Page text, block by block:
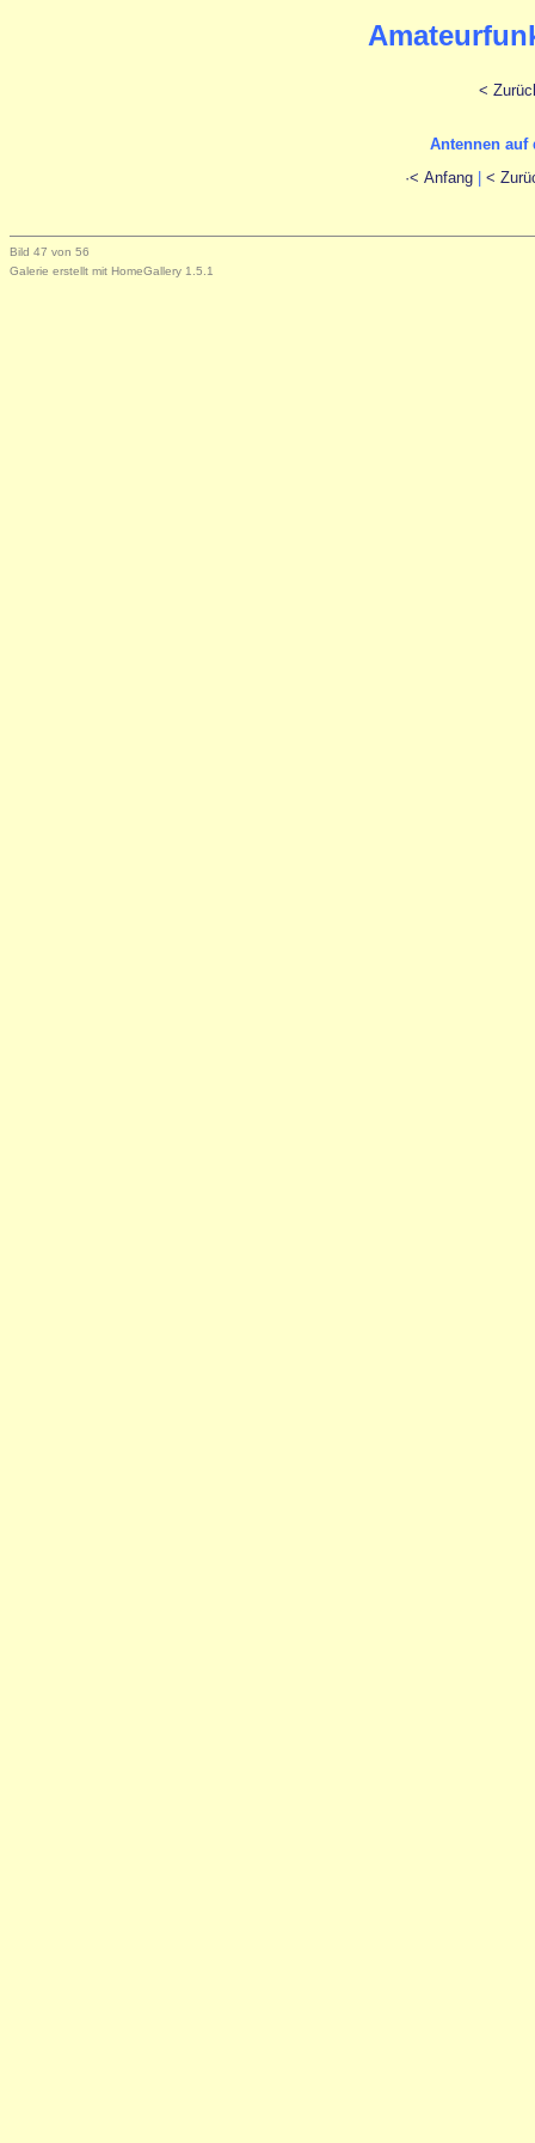
<
Antennen auf
·< Anfang| <
Bild 47 von 56
Galerie erstellt mit HomeGallery 1.5.1